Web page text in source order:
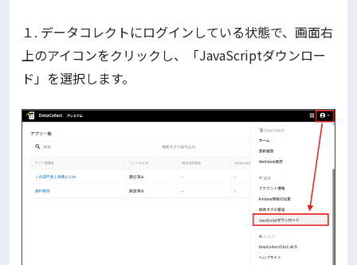
１. データコレクトにログインしている状態で、画面右
上のアイコンをクリックし、「JavaScriptダウンロー
ド」を選択します。